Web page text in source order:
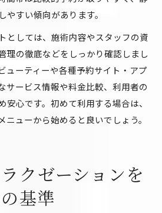
すい傾向があります。
としては、施術内容やスタッフの資
理の徹底などをしっかり確認しまし
ューティーや各種予約サイト・アプ
サービス情報や料金比較、利用者の
安心です。初めて利用する場合は、
ューから始めると良いでしょう。
クゼーションを
基準